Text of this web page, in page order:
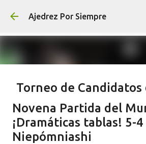
Ir al contenido
Ajedrez Por Siempre
Torneo de Candidatos
2024 Ronda 14
el abril 22, 2024 AJEDREZ CHESS
TORNEO DE CANDIDATOS DE AJEDREZ 2024
Novena Partida del
¡Dramáticas tablas! 5-
Niepómniashi